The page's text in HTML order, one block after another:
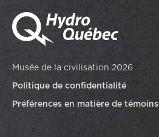
Musée de la civilisation 2026
Politique de confidentialité
Préférences en matière de témoins